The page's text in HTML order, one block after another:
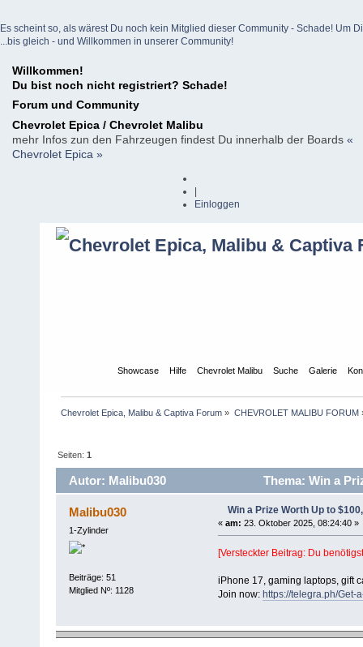
Es scheint so, als wärest Du noch kein Mitglied dieser Community - Schade! Um
...bis gleich - und Willkommen in unserer Community!
Willkommen!
Du bist noch nicht registriert? Schade!
Forum und Community
Chevrolet Epica / Chevrolet Malibu
mehr Infos zun den Fahrzeugen findest Du innerhalb der Boards «
Chevrolet Epica »
Einloggen
Showcase Hilfe Chevrolet Malibu Suche Galerie
Chevrolet Epica, Malibu & Captiva Forum » CHEVROLET MALIBU FORUM
Seiten:1
Autor: Malibu030 Thema: Win a
Malibu030
1-Zylinder
Beiträge: 51
Mitglied Nº: 1128
Win a Prize Worth Up to
« am: 23. Oktober 2025, 08:24:40 »
[Versteckter Beitrag: Du
iPhone 17, gaming laptops, gift
Join now: https://telegra.ph/Get-